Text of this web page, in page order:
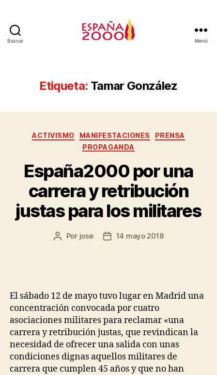
Buscar Menú
Etiqueta: Tamar González
ACTIVISMO MANIFESTACIONES
PRENSA
PROPAGANDA
España2000 por una
carrera y retribución
justas para los militares
Por jose 14 mayo 2018
El sábado 12 de mayo tuvo lugar en Madrid una
concentración convocada por cuatro
asociaciones militares para reclamar «una
carrera y retribución justas, que revindican la
necesidad de ofrecer una salida con unas
condiciones dignas aquellos militares de
carrera que cumplen 45 años y que no han